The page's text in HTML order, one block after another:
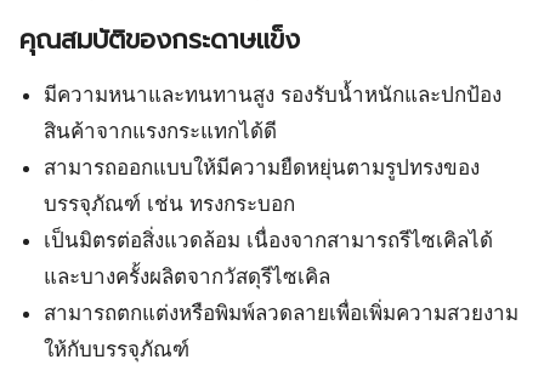
คุณสมบัติของกระดาษแข็ง
มีความหนาและทนทานสูง รองรับน้ำหนักและปกป้อง
สินค้าจากแรงกระแทกได้ดี
สามารถออกแบบให้มีความยืดหยุ่นตามรูปทรงของ
บรรจุภัณฑ์ เช่น ทรงกระบอก
เป็นมิตรต่อสิ่งแวดล้อม เนื่องจากสามารถรีไซเคิลได้
และบางครั้งผลิตจากวัสดุรีไซเคิล
สามารถตกแต่งหรือพิมพ์ลวดลายเพื่อเพิ่มความสวยงาม
ให้กับบรรจุภัณฑ์